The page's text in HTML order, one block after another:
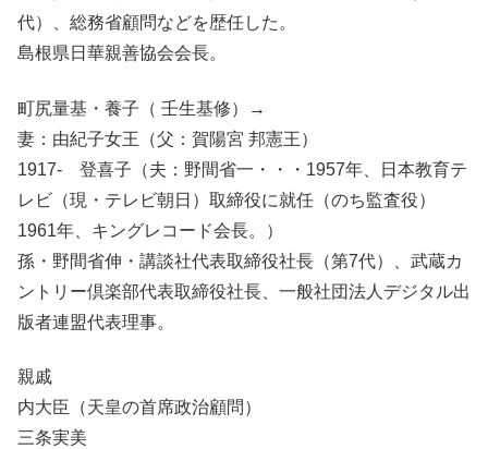
代）、総務省顧問などを歴任した。
島根県日華親善協会会長。
町尻量基・養子（ 壬生基修）→
妻：由紀子女王（父：賀陽宮 邦憲王）
1917- 登喜子（夫：野間省一・・・1957年、日本教育テ
レビ（現・テレビ朝日）取締役に就任（のち監査役）
1961年、キングレコード会長。）
孫・野間省伸・講談社代表取締役社長（第7代）、武蔵カ
ントリー倶楽部代表取締役社長、一般社団法人デジタル出
版者連盟代表理事。
親戚
内大臣（天皇の首席政治顧問）
三条実美